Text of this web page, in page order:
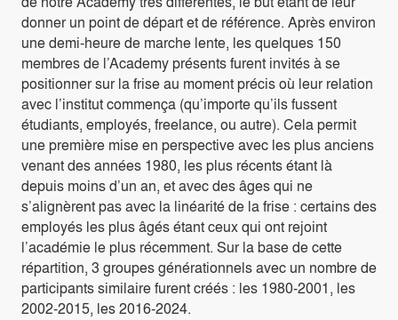
donner un point de départ et de référence. Après environ
une demi-heure de marche lente, les quelques 150
membres de l’Academy présents furent invités à se
positionner sur la frise au moment précis où leur relation
avec l’institut commença (qu’importe qu’ils fussent
étudiants, employés, freelance, ou autre). Cela permit
une première mise en perspective avec les plus anciens
venant des années 1980, les plus récents étant là
depuis moins d’un an, et avec des âges qui ne
s’alignèrent pas avec la linéarité de la frise : certains des
employés les plus âgés étant ceux qui ont rejoint
l’académie le plus récemment. Sur la base de cette
répartition, 3 groupes générationnels avec un nombre de
participants similaire furent créés : les 1980-2001, les
2002-2015, les 2016-2024.